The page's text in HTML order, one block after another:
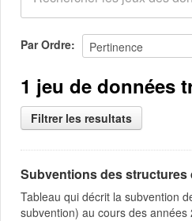
Par Ordre
1 jeu de données
Filtrer les resultats
Subventions des structures
Tableau qui décrit la subvention
subvention) au cours des années